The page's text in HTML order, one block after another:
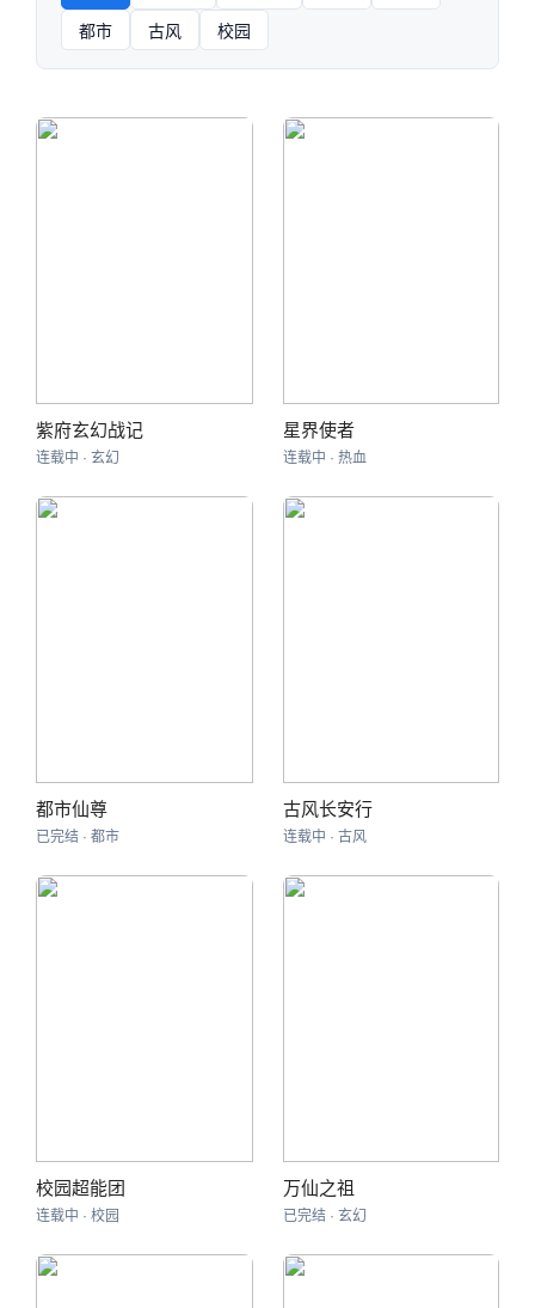
都市 古风 校园
紫府玄幻战记
连载中 · 玄幻
星界使者
连载中 · 热血
都市仙尊
已完结 · 都市
古风长安行
连载中 · 古风
校园超能团
连载中 · 校园
万仙之祖
已完结 · 玄幻